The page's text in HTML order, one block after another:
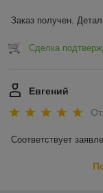
Заказ получен.
Сделка
Евгений
Соответствует